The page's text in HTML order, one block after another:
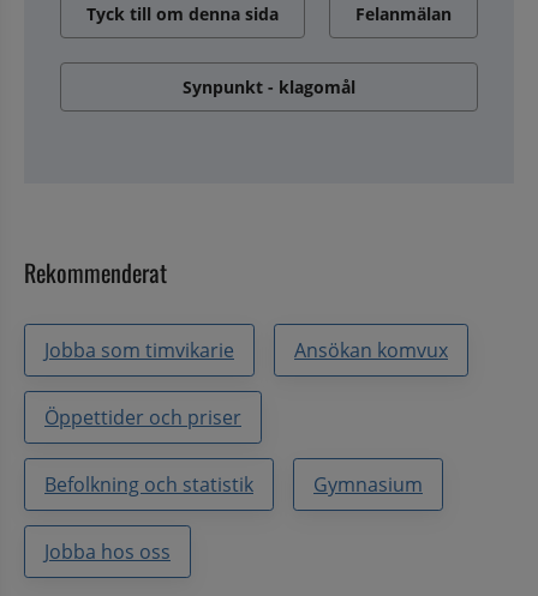
Tyck till om denna sida Felanmälan
Synpunkt - klagomål
Rekommenderat
Jobba som timvikarie Ansökan komvux
Öppettider och priser
Befolkning och statistik Gymnasium
Jobba hos oss